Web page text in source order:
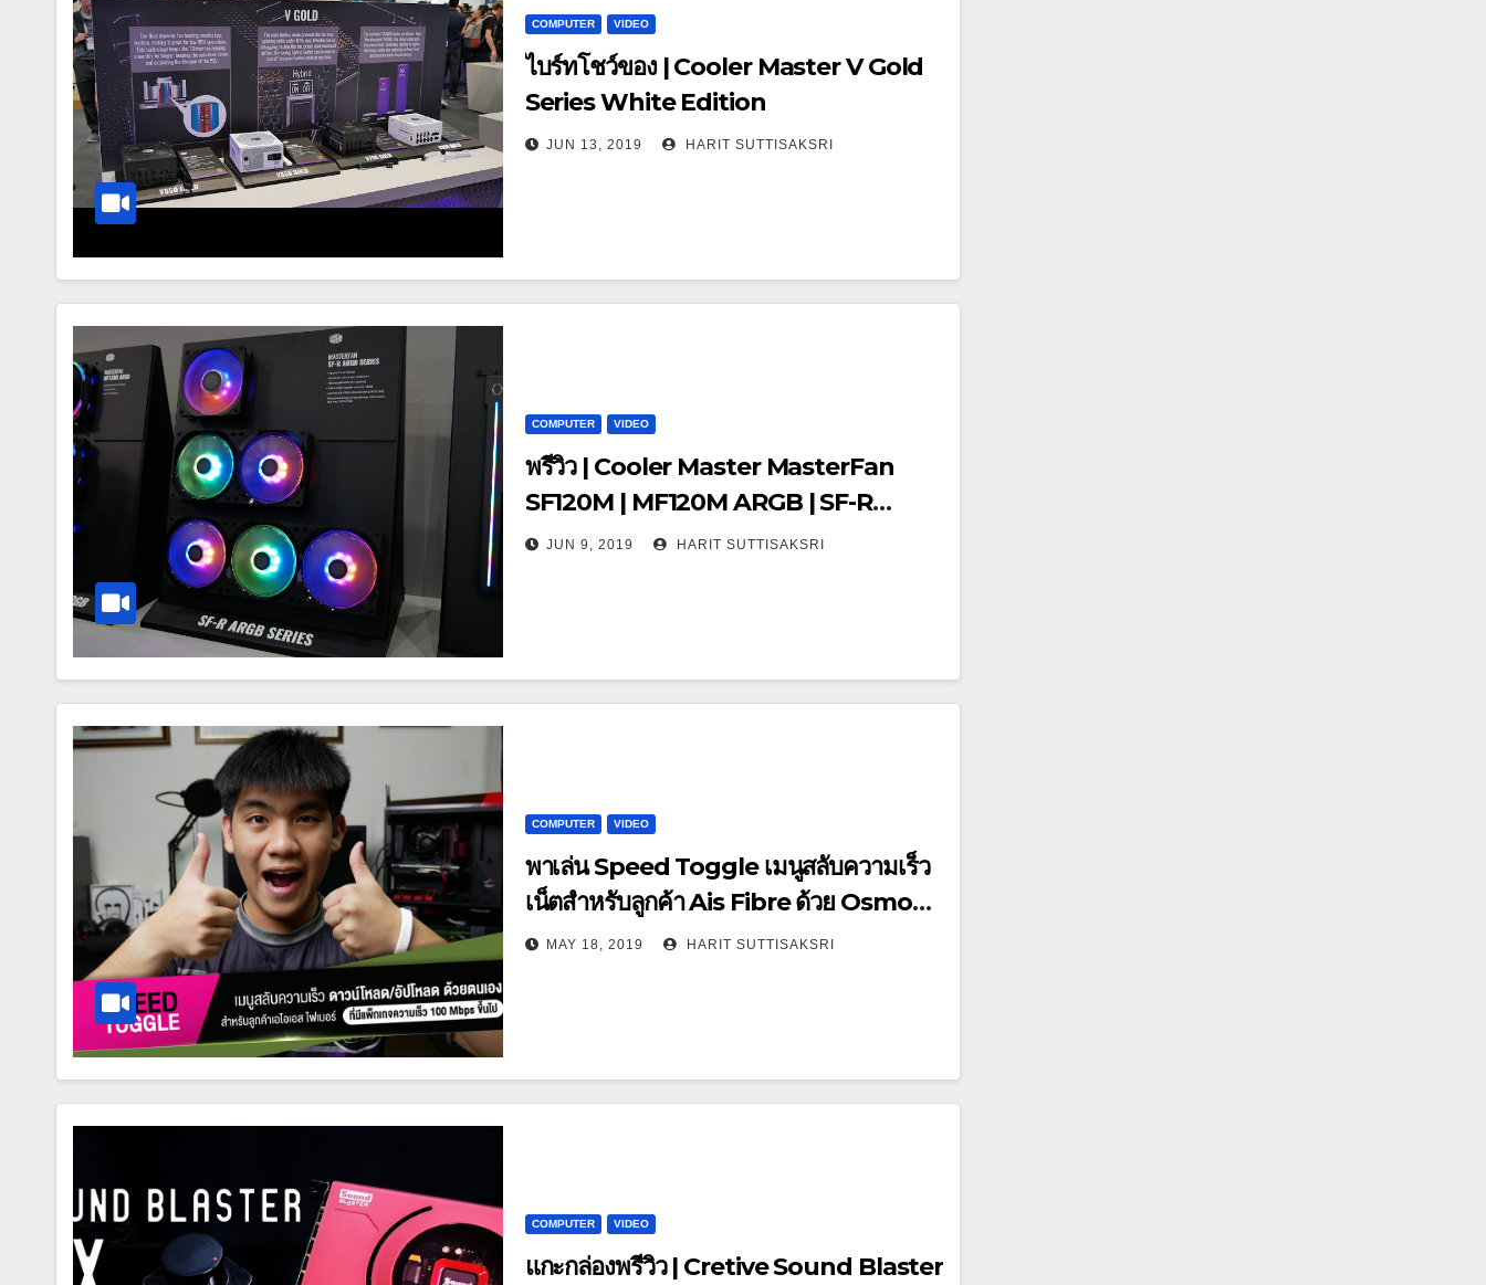
COMPUTER VIDEO
ไบร์ทโชว์ของ | Cooler Master V Gold
Series White Edition
JUN 13, 2019 HARIT SUTTISAKSRI
COMPUTER VIDEO
พรีวิว | Cooler Master MasterFan
SF120M | MF120M ARGB | SF-R
ARGB Series @ Computex Taipei
JUN 9, 2019 HARIT SUTTISAKSRI
COMPUTER VIDEO
พาเล่น Speed Toggle เมนูสลับความเร็ว
เน็ตสำหรับลูกค้า Ais Fibre ด้วย Osmo
Pocket [4K]
MAY 18, 2019 HARIT SUTTISAKSRI
COMPUTER VIDEO
แกะกล่องพรีวิว | Cretive Sound Blaster